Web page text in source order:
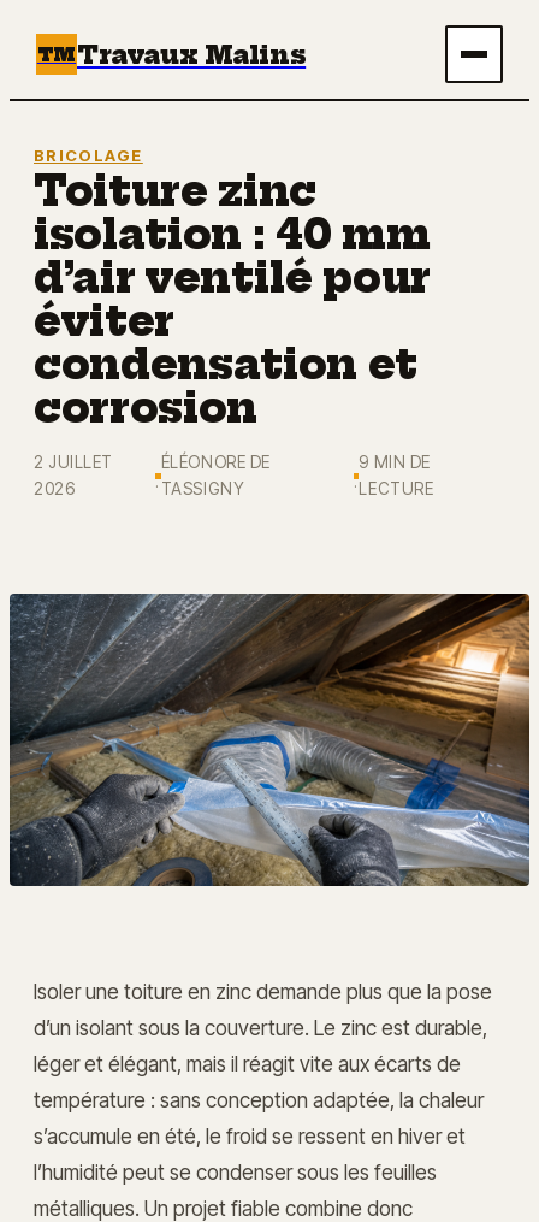
TMTravaux Malins
Bricolage
Immobilier
Déco
BRICOLAGE
Toiture zinc
isolation : 40 mm
d’air ventilé pour
éviter
condensation et
corrosion
2 JUILLET
2026
·
ÉLÉONORE DE
TASSIGNY
·
9 MIN DE
LECTURE
Isoler une toiture en zinc demande plus que la pose
d’un isolant sous la couverture. Le zinc est durable,
léger et élégant, mais il réagit vite aux écarts de
température : sans conception adaptée, la chaleur
s’accumule en été, le froid se ressent en hiver et
l’humidité peut se condenser sous les feuilles
métalliques. Un projet fiable combine donc